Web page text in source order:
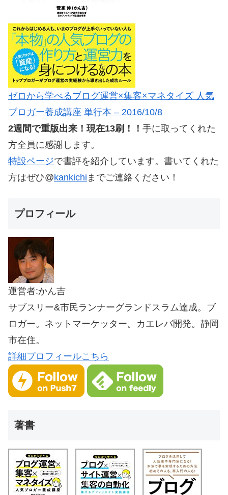
ゼロから学べるブログ運営×集客×マネタイズ 人気
ブロガー養成講座 単行本 – 2016/10/8
2週間で重版出来！現在13刷！！ 手に取ってくれた
方全員に感謝します。
特設ページで書評を紹介しています。書いてくれた
方はぜひ@kankichi までご連絡ください！
プロフィール
運営者:かん吉
サブスリー&市民ランナーグランドスラム達成。ブ
ロガー。ネットマーケッター。カエレバ開発。静岡
市在住。
詳細プロフィールこちら
著書